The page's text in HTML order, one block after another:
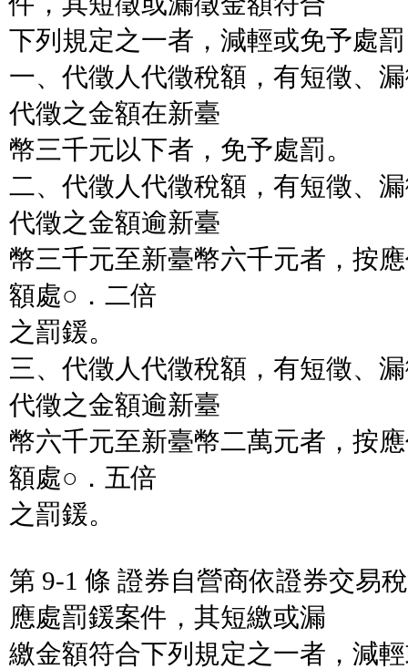
下列規定之一者，減輕或免予處
一、代徵人代徵稅額，有短徵、
代徵之金額在新臺
幣三千元以下者，免予處罰。
二、代徵人代徵稅額，有短徵、
代徵之金額逾新臺
幣三千元至新臺幣六千元者，按
額處○．二倍
之罰鍰。
三、代徵人代徵稅額，有短徵、
代徵之金額逾新臺
幣六千元至新臺幣二萬元者，按
額處○．五倍
之罰鍰。
第 9-1 條 證券自營商依證券交易
應處罰鍰案件，其短繳或漏
繳金額符合下列規定之一者，減